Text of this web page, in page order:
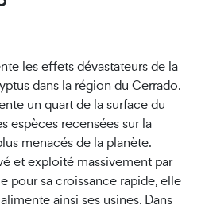
les effets dévastateurs de la
dans la région du Cerrado.
un quart de la surface du
espèces recensées sur la
menacés de la planète.
et exploité massivement par
pour sa croissance rapide, elle
ainsi ses usines. Dans